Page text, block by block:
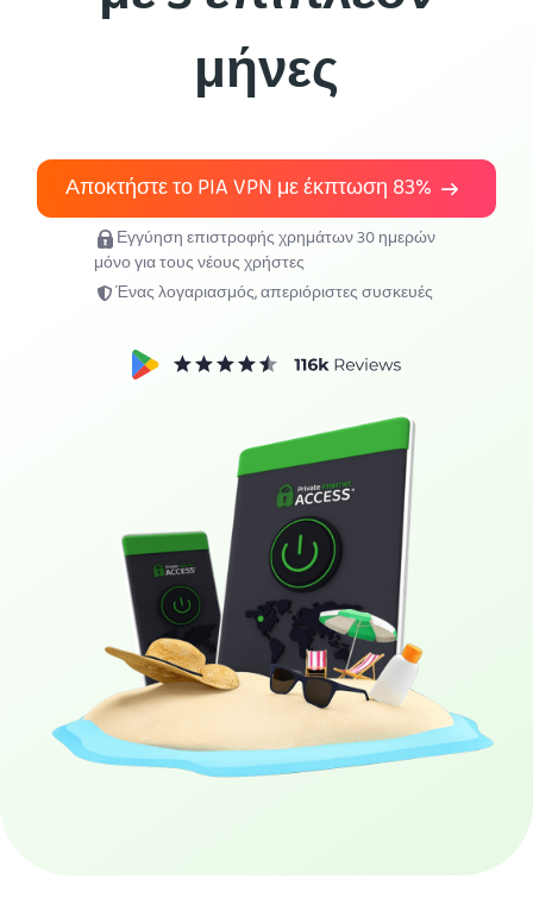
Απόκτησε το PIA VPN
μήνες
Αποκτήστε το PIA VPN με έκπτωση83%
Εγγύηση επιστροφής χρημάτων 30 ημερών
μόνο για τους νέους χρήστες
Ένας λογαριασμός, απεριόριστες συσκευές